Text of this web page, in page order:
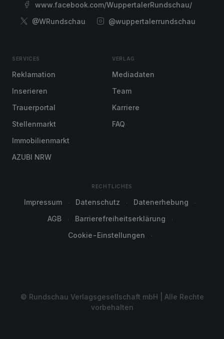
www.facebook.com/WuppertalerRundschau/
@WRundschau
@wuppertalerrundschau
SERVICES
Reklamation
Inserieren
Trauerportal
Stellenmarkt
Immobilienmarkt
AZUBI NRW
VERLAG
Mediadaten
Team
Karriere
FAQ
RECHTLICHES
Impressum Datenschutz
Datenerhebung
AGB
Barrierefreiheitserklärung
Cookie-Einstellungen
© Rundschau Verlagsgesellschaft mbH | Alle Rechte
vorbehalten